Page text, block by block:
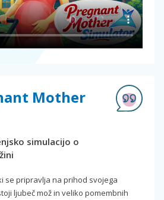
Mother
simulacijo o
se pripravlja na prihod svojega
ljubeč mož in veliko pomembnih